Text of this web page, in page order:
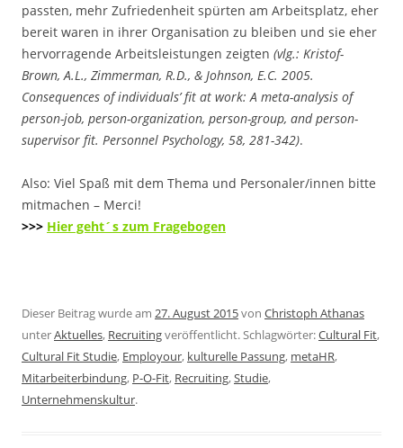
passten, mehr Zufriedenheit spürten am Arbeitsplatz, eher
bereit waren in ihrer Organisation zu bleiben und sie eher
hervorragende Arbeitsleistungen zeigten (vlg.: Kristof-
Brown, A.L., Zimmerman, R.D., & Johnson, E.C. 2005.
Consequences of individuals’ fit at work: A meta-analysis of
person-job, person-organization, person-group, and person-
supervisor fit. Personnel Psychology, 58, 281-342).
Also: Viel Spaß mit dem Thema und Personaler/innen bitte
mitmachen – Merci!
>>> Hier geht´s zum Fragebogen
Dieser Beitrag wurde am 27. August 2015von Christoph Athanas
unterAktuelles, Recruitingveröffentlicht. Schlagwörter:Cultural Fit,
Cultural Fit Studie, Employour, kulturelle Passung, metaHR,
Mitarbeiterbindung, P-O-Fit, Recruiting,Studie,
Unternehmenskultur.